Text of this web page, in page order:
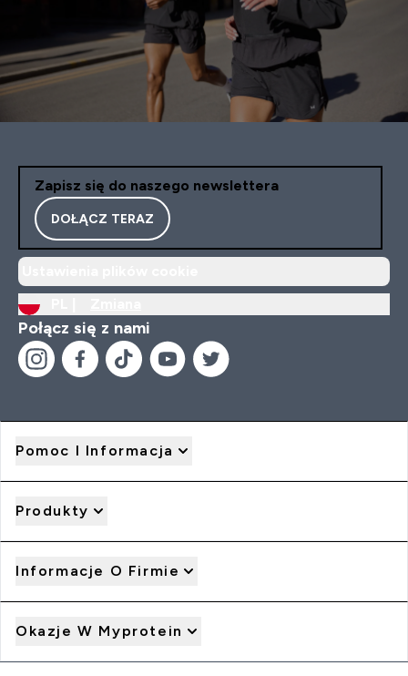
Zapisz się do naszego newslettera
DOŁĄCZ TERAZ
Połącz się z nami
Pomoc I Informacja
Produkty
Informacje O Firmie
Okazje W Myprotein